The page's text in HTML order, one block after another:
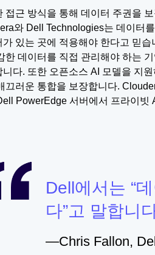
접근 방식을 통해 데이터 주권을
와 Dell Technologies는 데이터
가 있는 곳에 적용해야 한다고 믿
한 데이터를 직접 관리해야 하는
니다. 또한 오픈소스 AI 모델을 지
끄러운 통합을 보장합니다.
PowerEdge 서버에서 프라이빗
Dell에서는 “
다”고 말합니
—Chris Fallon,